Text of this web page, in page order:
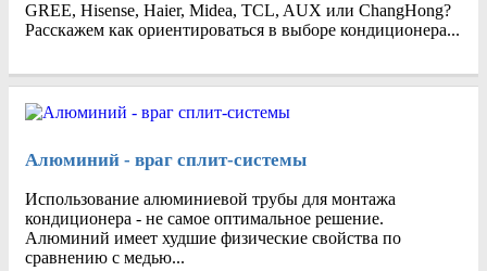
GREE, Hisense, Haier, Midea, TCL, AUX или ChangHong?
Расскажем как ориентироваться в выборе кондиционера...
Алюминий - враг сплит-системы
Использование алюминиевой трубы для монтажа
кондиционера - не самое оптимальное решение.
Алюминий имеет худшие физические свойства по
сравнению с медью...